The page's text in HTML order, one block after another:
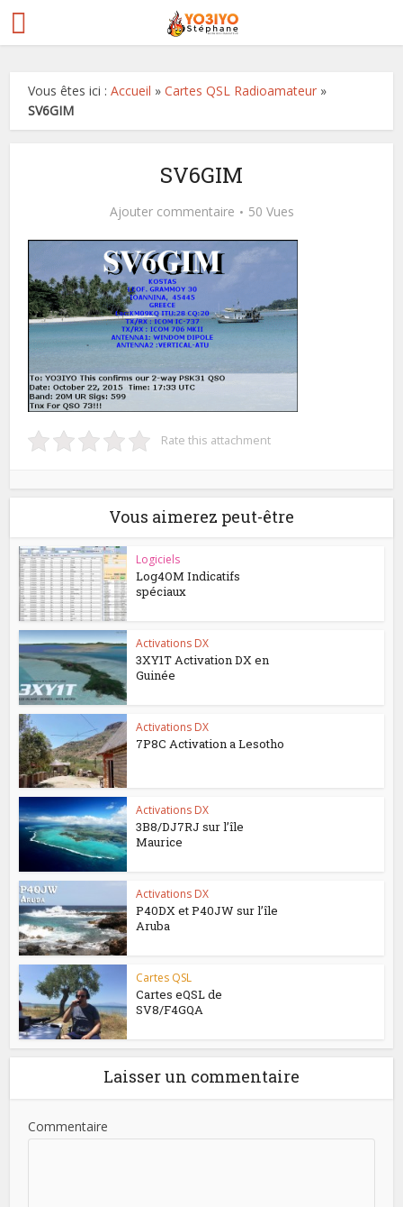
Vous êtes ici :Accueil »Cartes QSL Radioamateur »
SV6GIM
SV6GIM
Ajouter commentaire 50 Vues
Rate this attachment
Vous aimerez peut-être
Logiciels
Log4OM Indicatifs
spéciaux
Activations DX
3XY1T Activation DX en
Guinée
Activations DX
7P8C Activation a Lesotho
Activations DX
3B8/DJ7RJ sur l’île
Maurice
Activations DX
P40DX et P40JW sur l’île
Aruba
Cartes QSL
Cartes eQSL de
SV8/F4GQA
Laisser un commentaire
Commentaire